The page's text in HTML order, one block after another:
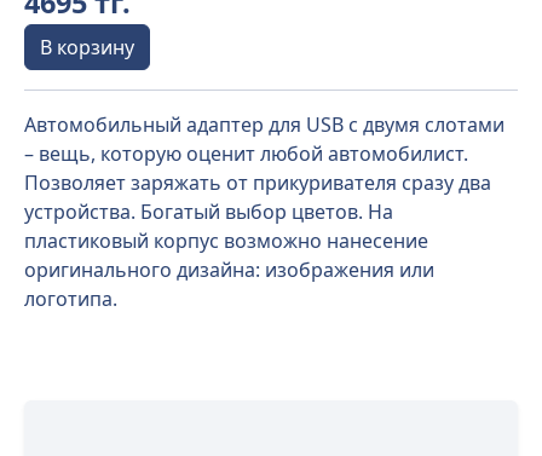
В корзину
Автомобильный адаптер для USB с двумя слотами
– вещь, которую оценит любой автомобилист.
Позволяет заряжать от прикуривателя сразу два
устройства. Богатый выбор цветов. На
пластиковый корпус возможно нанесение
оригинального дизайна: изображения или
логотипа.